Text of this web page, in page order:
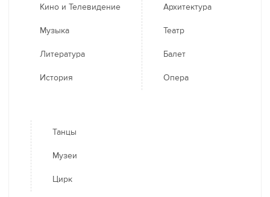
Кино и Телевидение
Музыка
Литература
История
Архитектура
Театр
Балет
Опера
Танцы
Музеи
Цирк